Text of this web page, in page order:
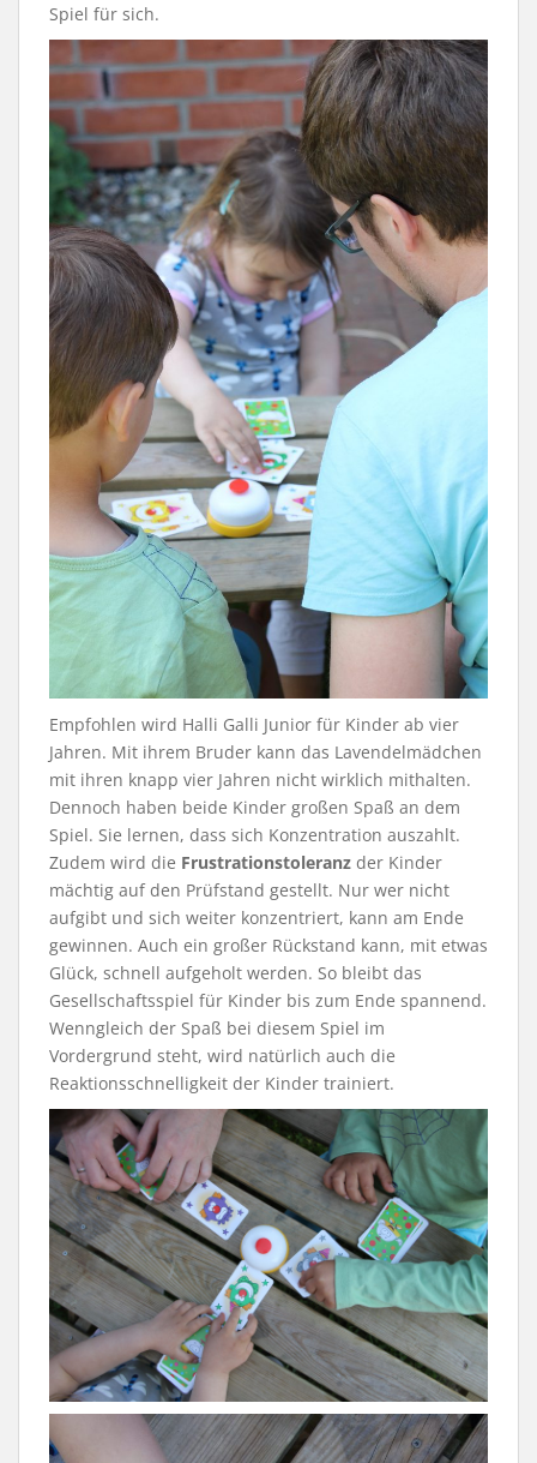
Spiel für sich.
Empfohlen wird Halli Galli Junior für Kinder ab vier
Jahren. Mit ihrem Bruder kann das Lavendelmädchen
mit ihren knapp vier Jahren nicht wirklich mithalten.
Dennoch haben beide Kinder großen Spaß an dem
Spiel. Sie lernen, dass sich Konzentration auszahlt.
Zudem wird die Frustrationstoleranz der Kinder
mächtig auf den Prüfstand gestellt. Nur wer nicht
aufgibt und sich weiter konzentriert, kann am Ende
gewinnen. Auch ein großer Rückstand kann, mit etwas
Glück, schnell aufgeholt werden. So bleibt das
Gesellschaftsspiel für Kinder bis zum Ende spannend.
Wenngleich der Spaß bei diesem Spiel im
Vordergrund steht, wird natürlich auch die
Reaktionsschnelligkeit der Kinder trainiert.